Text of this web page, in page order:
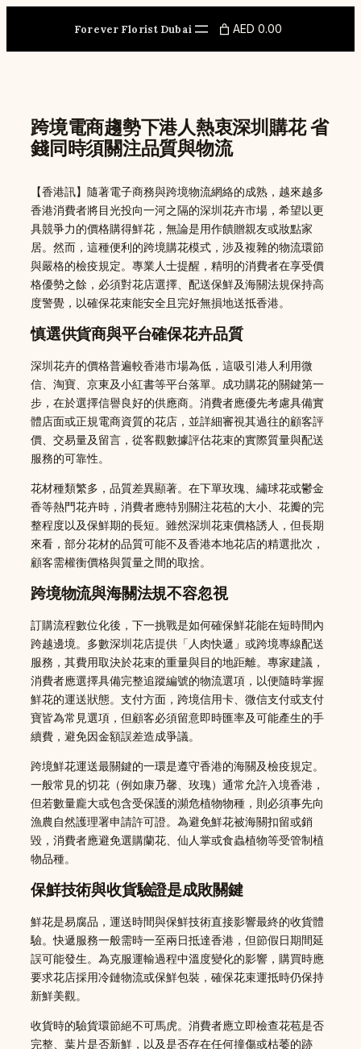
Forever Florist Dubai AED 0.00
跨境電商趨勢下港人熱衷深圳購花 省
錢同時須關注品質與物流
【香港訊】隨著電子商務與跨境物流網絡的成熟，越來越多
香港消費者將目光投向一河之隔的深圳花卉市場，希望以更
具競爭力的價格購得鮮花，無論是用作饋贈親友或妝點家
居。然而，這種便利的跨境購花模式，涉及複雜的物流環節
與嚴格的檢疫規定。專業人士提醒，精明的消費者在享受價
格優勢之餘，必須對花店選擇、配送保鮮及海關法規保持高
度警覺，以確保花束能安全且完好無損地送抵香港。
慎選供貨商與平台確保花卉品質
深圳花卉的價格普遍較香港市場為低，這吸引港人利用微
信、淘寶、京東及小紅書等平台落單。成功購花的關鍵第一
步，在於選擇信譽良好的供應商。消費者應優先考慮具備實
體店面或正規電商資質的花店，並詳細審視其過往的顧客評
價、交易量及留言，從客觀數據評估花束的實際質量與配送
服務的可靠性。
花材種類繁多，品質差異顯著。在下單玫瑰、繡球花或鬱金
香等熱門花卉時，消費者應特別關注花苞的大小、花瓣的完
整程度以及保鮮期的長短。雖然深圳花束價格誘人，但長期
來看，部分花材的品質可能不及香港本地花店的精選批次，
顧客需權衡價格與質量之間的取捨。
跨境物流與海關法規不容忽視
訂購流程數位化後，下一挑戰是如何確保鮮花能在短時間內
跨越邊境。多數深圳花店提供「人肉快遞」或跨境專線配送
服務，其費用取決於花束的重量與目的地距離。專家建議，
消費者應選擇具備完整追蹤編號的物流選項，以便隨時掌握
鮮花的運送狀態。支付方面，跨境信用卡、微信支付或支付
寶皆為常見選項，但顧客必須留意即時匯率及可能產生的手
續費，避免因金額誤差造成爭議。
跨境鮮花運送最關鍵的一環是遵守香港的海關及檢疫規定。
一般常見的切花（例如康乃馨、玫瑰）通常允許入境香港，
但若數量龐大或包含受保護的瀕危植物物種，則必須事先向
漁農自然護理署申請許可證。為避免鮮花被海關扣留或銷
毀，消費者應避免選購蘭花、仙人掌或食蟲植物等受管制植
物品種。
保鮮技術與收貨驗證是成敗關鍵
鮮花是易腐品，運送時間與保鮮技術直接影響最終的收貨體
驗。快遞服務一般需時一至兩日抵達香港，但節假日期間延
誤可能發生。為克服運輸過程中溫度變化的影響，購買時應
要求花店採用冷鏈物流或保鮮包裝，確保花束運抵時仍保持
新鮮美觀。
收貨時的驗貨環節絕不可馬虎。消費者應立即檢查花苞是否
完整、葉片是否新鮮，以及是否存在任何撞傷或枯萎的跡